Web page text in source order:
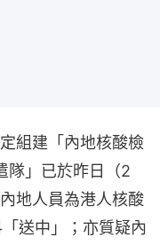
組建「內地核酸檢
隊」已於昨日（2
地人員為港人核酸
送中」；亦質疑內